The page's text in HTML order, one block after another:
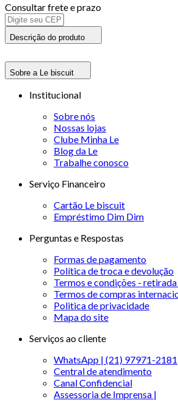
Consultar frete e prazo
Descrição do produto
Sobre a Le biscuit
Institucional
Sobre nós
Nossas lojas
Clube Minha Le
Blog da Le
Trabalhe conosco
Serviço Financeiro
Cartão Le biscuit
Empréstimo Dim Dim
Perguntas e Respostas
Formas de pagamento
Política de troca e devolução
Termos e condições - retirada
Termos de compras
Politica de privacidade
Mapa do site
Serviços ao cliente
WhatsApp | (21) 97971-2181
Central de atendimento
Canal Confidencial
Assessoria de Imprensa |